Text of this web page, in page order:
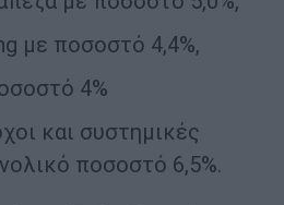
με ποσοστό 4,4%,
4%
και συστημικές
ποσοστό 6,5%.